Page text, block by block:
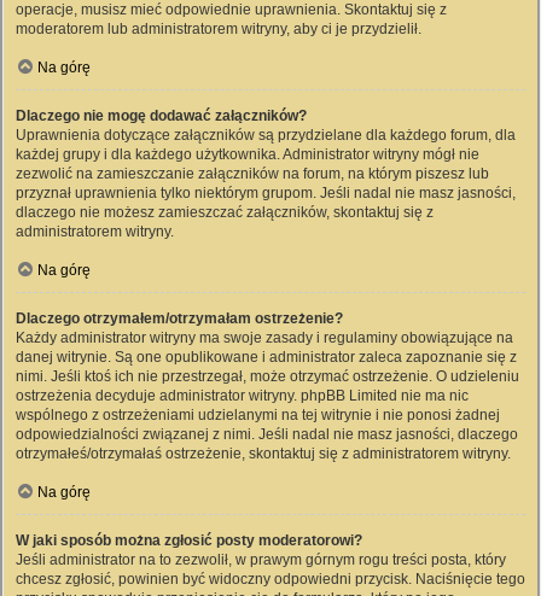
operacje, musisz mieć odpowiednie uprawnienia. Skontaktuj się z
moderatorem lub administratorem witryny, aby ci je przydzielił.
Na górę
Dlaczego nie mogę dodawać załączników?
Uprawnienia dotyczące załączników są przydzielane dla każdego forum, dla
każdej grupy i dla każdego użytkownika. Administrator witryny mógł nie
zezwolić na zamieszczanie załączników na forum, na którym piszesz lub
przyznał uprawnienia tylko niektórym grupom. Jeśli nadal nie masz jasności,
dlaczego nie możesz zamieszczać załączników, skontaktuj się z
administratorem witryny.
Na górę
Dlaczego otrzymałem/otrzymałam ostrzeżenie?
Każdy administrator witryny ma swoje zasady i regulaminy obowiązujące na
danej witrynie. Są one opublikowane i administrator zaleca zapoznanie się z
nimi. Jeśli ktoś ich nie przestrzegał, może otrzymać ostrzeżenie. O udzieleniu
ostrzeżenia decyduje administrator witryny. phpBB Limited nie ma nic
wspólnego z ostrzeżeniami udzielanymi na tej witrynie i nie ponosi żadnej
odpowiedzialności związanej z nimi. Jeśli nadal nie masz jasności, dlaczego
otrzymałeś/otrzymałaś ostrzeżenie, skontaktuj się z administratorem witryny.
Na górę
W jaki sposób można zgłosić posty moderatorowi?
Jeśli administrator na to zezwolił, w prawym górnym rogu treści posta, który
chcesz zgłosić, powinien być widoczny odpowiedni przycisk. Naciśnięcie tego